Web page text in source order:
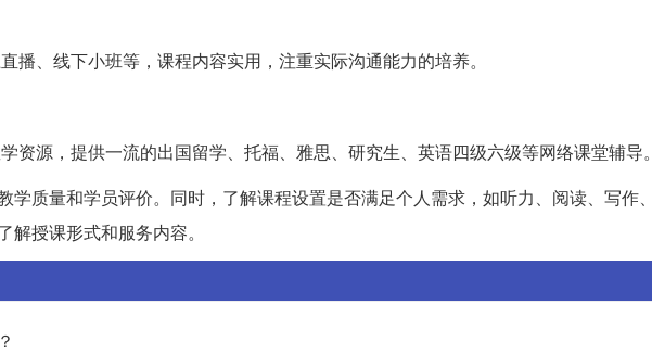
播、线下小班等，课程内容实用，注重实际沟通能力的培养。
资源，提供一流的出国留学、托福、雅思、研究生、英语四级六级等网络课堂辅导
学质量和学员评价。同时，了解课程设置是否满足个人需求，如听力、阅读、写作
授课形式和服务内容。